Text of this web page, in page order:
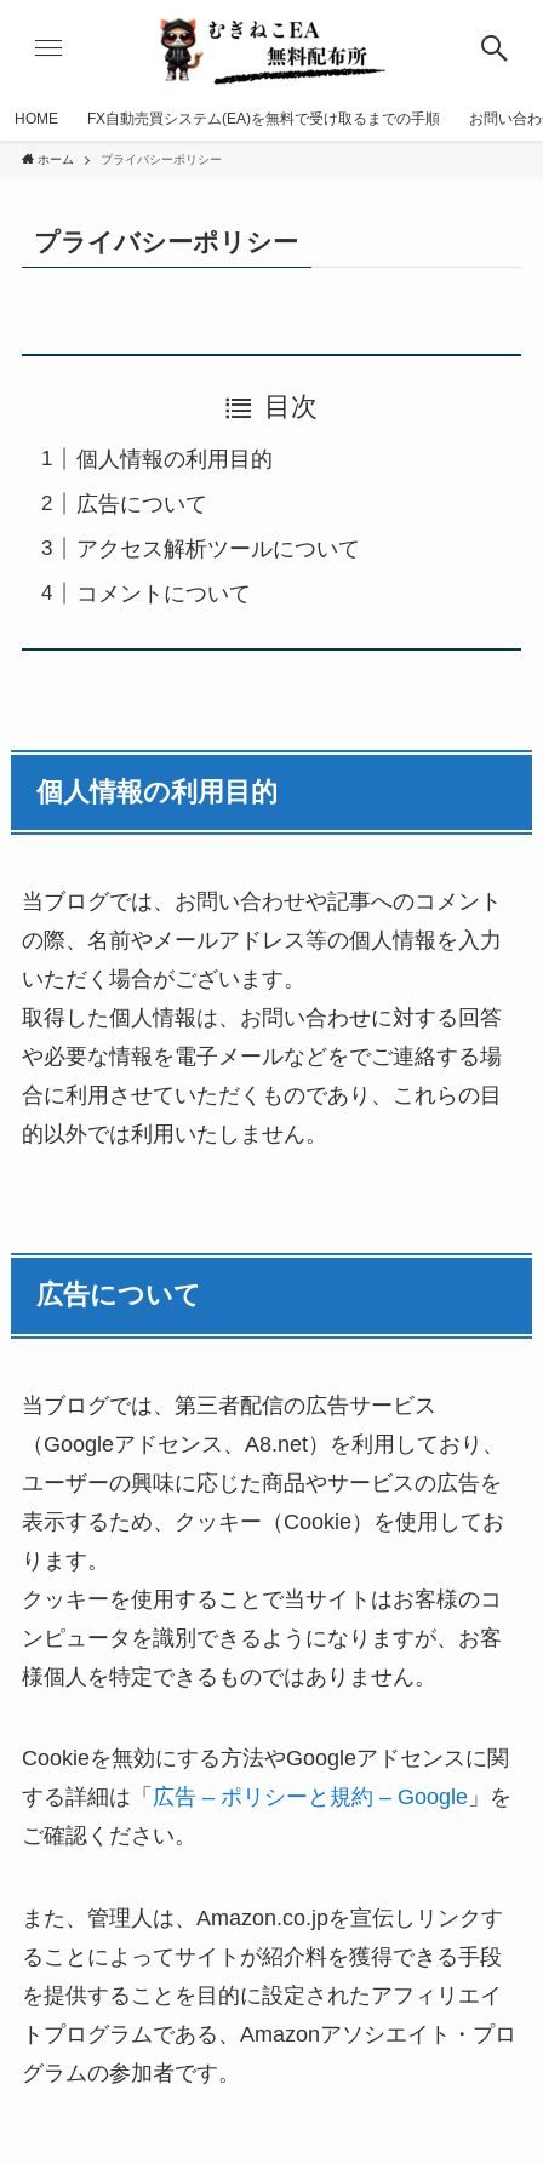
HOME FX自動売買システム(EA)を無料で受け取るまでの手順 お問い合
ホーム プライバシーポリシー
プライバシーポリシー
目次
個人情報の利用目的
広告について
アクセス解析ツールについて
コメントについて
個人情報の利用目的
当ブログでは、お問い合わせや記事へのコメント
の際、名前やメールアドレス等の個人情報を入力
いただく場合がございます。
取得した個人情報は、お問い合わせに対する回答
や必要な情報を電子メールなどをでご連絡する場
合に利用させていただくものであり、これらの目
的以外では利用いたしません。
広告について
当ブログでは、第三者配信の広告サービス
（Googleアドセンス、A8.net）を利用しており、
ユーザーの興味に応じた商品やサービスの広告を
表示するため、クッキー（Cookie）を使用してお
ります。
クッキーを使用することで当サイトはお客様のコ
ンピュータを識別できるようになりますが、お客
様個人を特定できるものではありません。
Cookieを無効にする方法やGoogleアドセンスに関
する詳細は「 広告 – ポリシーと規約 – Google」を
ご確認ください。
また、管理人は、Amazon.co.jpを宣伝しリンクす
ることによってサイトが紹介料を獲得できる手段
を提供することを目的に設定されたアフィリエイ
トプログラムである、Amazonアソシエイト・プロ
グラムの参加者です。